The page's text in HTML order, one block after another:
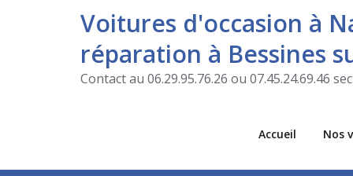
Voitures d'occasion à
réparation à Bessines
Contact au 06.29.95.76.26 ou 07.45.24.69.46
Accueil Nos